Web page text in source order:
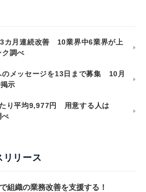
カ月連続改善 10業界中6業界が上
調べ
のメッセージを13日まで募集 10月
示
り平均9,977円 用意する人は
リリース
組織の業務改善を支援する！